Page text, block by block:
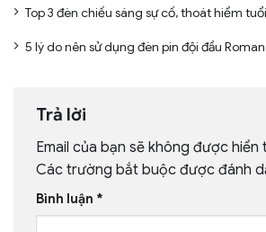
Top 3 đèn chiếu sáng sự cố, thoát hiểm
5 lý do nên sử dụng đèn pin đội đầu Roman
Trả lời
Email của bạn sẽ không được hiển
Các trường bắt buộc được đánh
Bình luận *